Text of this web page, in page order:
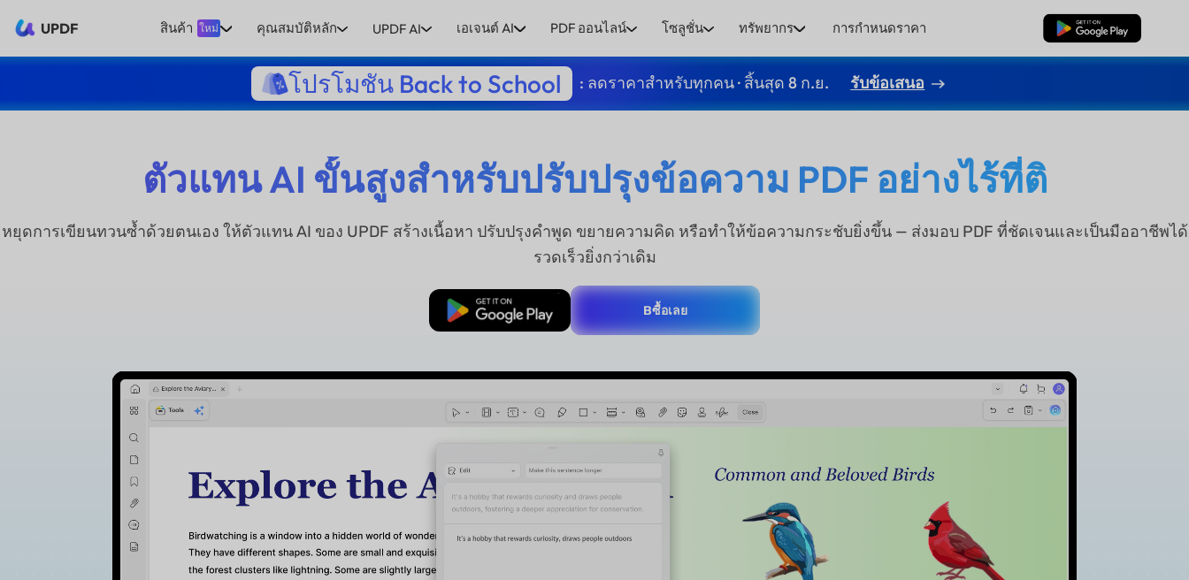
UPDF สินค้า ใหม่ คุณสมบัติหลัก UPDF AI เอเจนต์ AI PDF ออนไลน์ โซลูชั่น ทรัพยากร การกำหนดราคา ดาวน์โหลดฟรี
โปรโมชัน Back to School : ลดราคาสำหรับทุกคน · สิ้นสุด 8 ก.ย. รับข้อเสนอ
ตัวแทน AI ขั้นสูงสำหรับปรับปรุงข้อความ PDF อย่างไร้ที่ติ
หยุดการเขียนทวนซ้ำด้วยตนเอง ให้ตัวแทน AI ของ UPDF สร้างเนื้อหา ปรับปรุงคำพูด ขยายความคิด หรือทำให้ข้อความกระชับยิ่งขึ้น — ส่งมอบ PDF ที่ชัดเจนและเป็นมืออาชีพได้
รวดเร็วยิ่งกว่าเดิม
ดาวน์โหลดฟรี Bซื้อเลย